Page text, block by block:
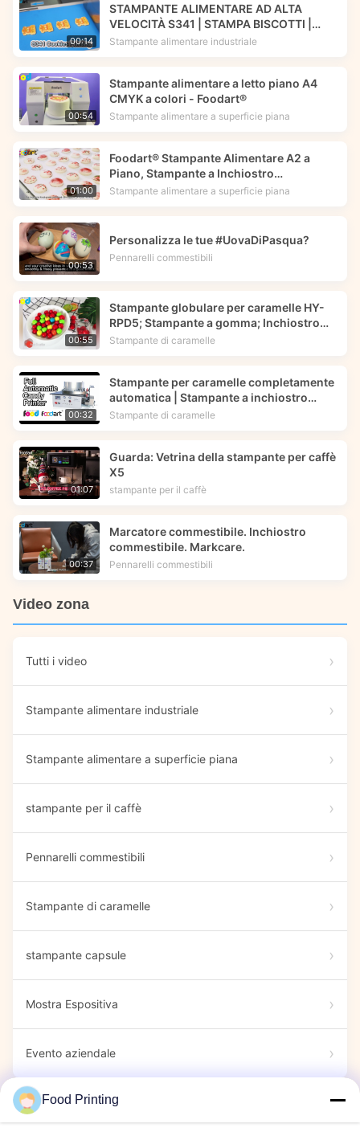
00:14
STAMPANTE ALIMENTARE AD ALTA
VELOCITÀ S341 | STAMPA BISCOTTI |
STAMPANTE A INCHIOSTRO ALIMENTARE
Stampante alimentare industriale
00:54
Stampante alimentare a letto piano A4
CMYK a colori - Foodart®
Stampante alimentare a superficie piana
01:00
Foodart® Stampante Alimentare A2 a
Piano, Stampante a Inchiostro
Comestibile Stampa Immagini di Fiori sui
Stampante alimentare a superficie piana
00:53
Personalizza le tue #UovaDiPasqua?
Pennarelli commestibili
00:55
Stampante globulare per caramelle HY-
RPD5; Stampante a gomma; Inchiostro
commestibile -- Foodart®
Stampante di caramelle
00:32
Stampante per caramelle completamente
automatica | Stampante a inchiostro
commestibile | Foodart® di Foodprinttech
Stampante di caramelle
01:07
Guarda: Vetrina della stampante per caffè
X5
stampante per il caffè
00:37
Marcatore commestibile. Inchiostro
commestibile. Markcare.
Pennarelli commestibili
Video zona
Tutti i video
Stampante alimentare industriale
Stampante alimentare a superficie piana
stampante per il caffè
Pennarelli commestibili
Stampante di caramelle
stampante capsule
Mostra Espositiva
Evento aziendale
Food Printing